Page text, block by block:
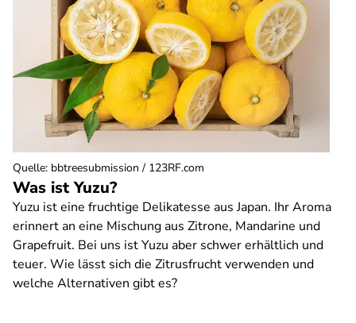
Was ist Yuzu?
Yuzu ist eine fruchtige Delikatesse aus Japan. Ihr Aroma
erinnert an eine Mischung aus Zitrone, Mandarine und
Grapefruit. Bei uns ist Yuzu aber schwer erhältlich und
teuer. Wie lässt sich die Zitrusfrucht verwenden und
welche Alternativen gibt es?
Quelle: bbtreesubmission / 123RF.com